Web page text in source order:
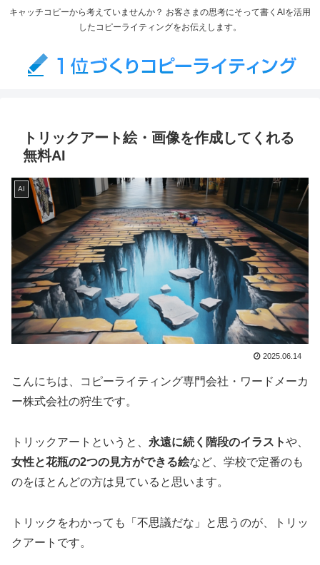
キャッチコピーから考えていませんか？ お客さまの思考にそって書くAIを活用
したコピーライティングをお伝えします。
トリックアート絵・画像を作成してくれる
無料AI
AI
2025.06.14
こんにちは、コピーライティング専門会社・ワードメーカ
ー株式会社の狩生です。
トリックアートというと、 永遠に続く階段のイラストや、
女性と花瓶の2つの見方ができる絵など、学校で定番のも
のをほとんどの方は見ていると思います。
トリックをわかっても「不思議だな」と思うのが、トリッ
クアートです。